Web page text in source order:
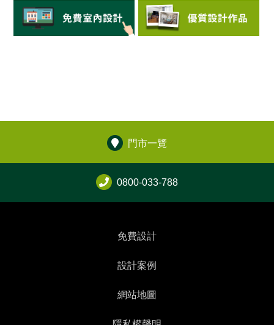
門市一覽
0800-033-788
免費設計
設計案例
網站地圖